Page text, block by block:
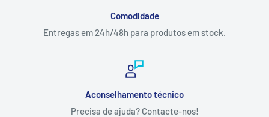
Comodidade
Entregas em 24h/48h para produtos em stock.
Aconselhamento técnico
Precisa de ajuda? Contacte-nos!